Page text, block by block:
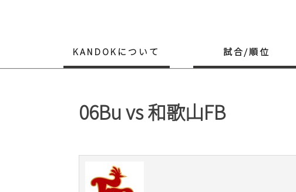
KANDOKについて 試合/順位
06Bu vs 和歌山FB